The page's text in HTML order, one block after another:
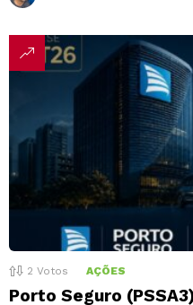
2 Votos AÇÕES
Porto Seguro